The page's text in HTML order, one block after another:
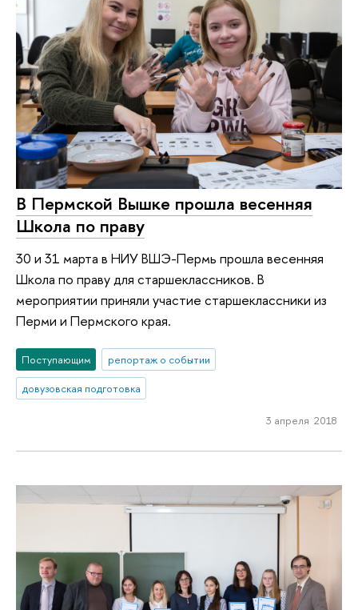
В Пермской Вышке прошла весенняя
Школа по праву
30 и 31 марта в НИУ ВШЭ-Пермь прошла весенняя
Школа по праву для старшеклассников. В
мероприятии приняли участие старшеклассники из
Перми и Пермского края.
Поступающим
репортаж о событии
довузовская подготовка
3 апреля 2018